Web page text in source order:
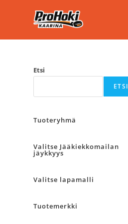
Etsi
ETSI
Tuoteryhmä
Valitse Jääkiekkomailan
jäykkyys
Valitse lapamalli
Tuotemerkki